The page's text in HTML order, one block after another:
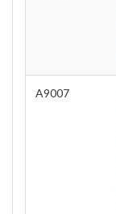
A9007